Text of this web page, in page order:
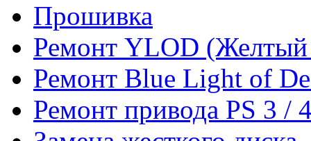
Прошивка
Ремонт YLOD (Желтый
Ремонт Blue Light of
Ремонт привода PS 3 /